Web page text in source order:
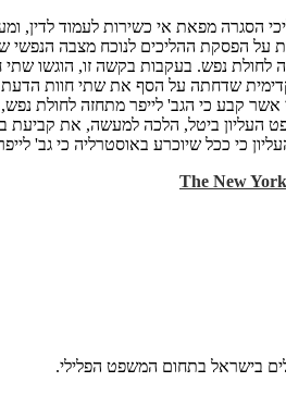
נפש. בעקבות בקשה זו, הוגשו
שדחתה על הסף את שתי חוות
קבע כי הגב' לייפר מתחזה לחולת
ביטל, הלכה למעשה, את קביעת
כי ככל שיוכרע באוסטרליה כי גב'
The New